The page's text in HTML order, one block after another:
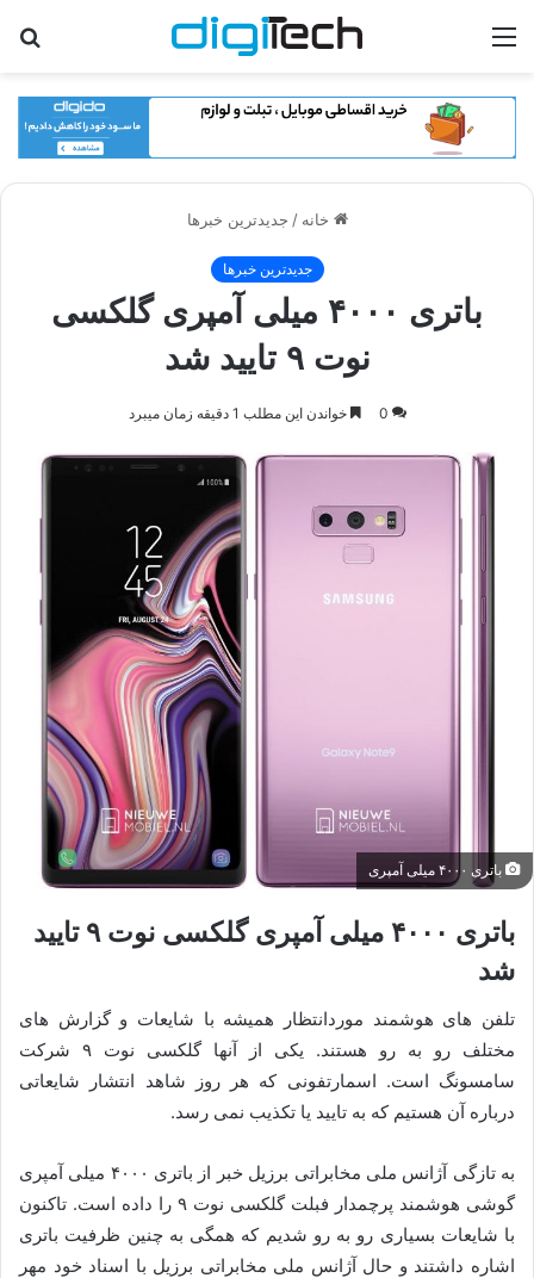
منو
خانه / جدیدترین خبرها
جدیدترین خبرها
باتری ۴۰۰۰ میلی آمپری گلکسی
نوت ۹ تایید شد
0 خواندن این مطلب 1 دقیقه زمان میبرد
باتری ۴۰۰۰ میلی آمپری
باتری ۴۰۰۰ میلی آمپری گلکسی نوت ۹ تایید
شد
تلفن های هوشمند موردانتظار همیشه با شایعات و گزارش های
مختلف رو به رو هستند. یکی از آنها گلکسی نوت ۹ شرکت
سامسونگ است. اسمارتفونی که هر روز شاهد انتشار شایعاتی
درباره آن هستیم که به تایید یا تکذیب نمی رسد.
به تازگی آژانس ملی مخابراتی برزیل خبر از باتری ۴۰۰۰ میلی آمپری
گوشی هوشمند پرچمدار فبلت گلکسی نوت ۹ را داده است. تاکنون
با شایعات بسیاری رو به رو شدیم که همگی به چنین ظرفیت باتری
اشاره داشتند و حال آژانس ملی مخابراتی برزیل با اسناد خود مهر